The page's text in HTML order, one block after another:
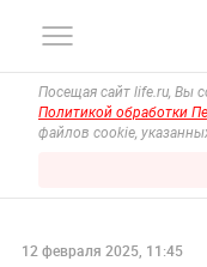
Посещая сайт life.ru, Вы
Политикой обработки
файлов cookie,
12 февраля 2025, 11:45